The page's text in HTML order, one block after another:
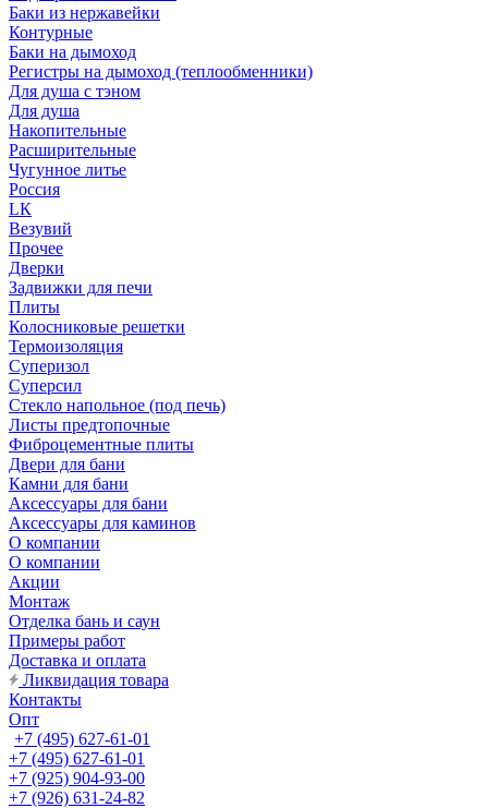
Баки из нержавейки
Контурные
Баки на дымоход
Регистры на дымоход (теплообменники)
Для душа с тэном
Для душа
Накопительные
Расширительные
Чугунное литье
Россия
LК
Везувий
Прочее
Дверки
Задвижки для печи
Плиты
Колосниковые решетки
Термоизоляция
Суперизол
Суперсил
Стекло напольное (под печь)
Листы предтопочные
Фиброцементные плиты
Двери для бани
Камни для бани
Аксессуары для бани
Аксессуары для каминов
О компании
О компании
Акции
Монтаж
Отделка бань и саун
Примеры работ
Доставка и оплата
Ликвидация товара
Контакты
Опт
+7 (495) 627-61-01
+7 (495) 627-61-01
+7 (925) 904-93-00
+7 (926) 631-24-82